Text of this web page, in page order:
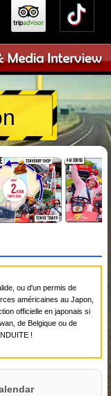
ou d'un permis de
américaines au Japon,
officielle en japonais si
de Belgique ou de
!